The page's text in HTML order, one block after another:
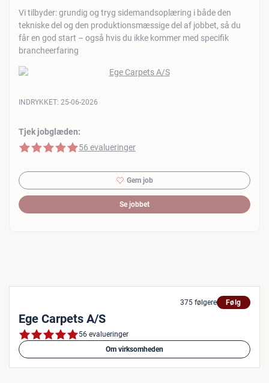
Vi tilbyder: grundig og tryg sidemandsoplæring i både den
tekniske del og den produktionsmæssige del af jobbet, så du
får en god start – også hvis du ikke kommer med specifik
brancheerfaring
Tjek jobglæden:
5 af 5 stjerner
56 evalueringer
INDRYKKET: 25-06-2026
Gem job
Se jobbet
375 følgere Følg
Ege Carpets A/S
56 evalueringer
Om virksomheden